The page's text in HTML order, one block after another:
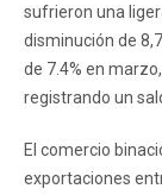
sufrieron una
disminución de
de 7.4% en
registrando un
El comercio
exportaciones